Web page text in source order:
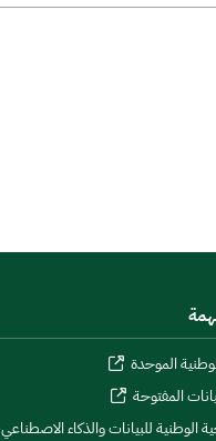
الموحدة
المفتوحة
الوطنية للبيانات والذكاء الاصطناعي